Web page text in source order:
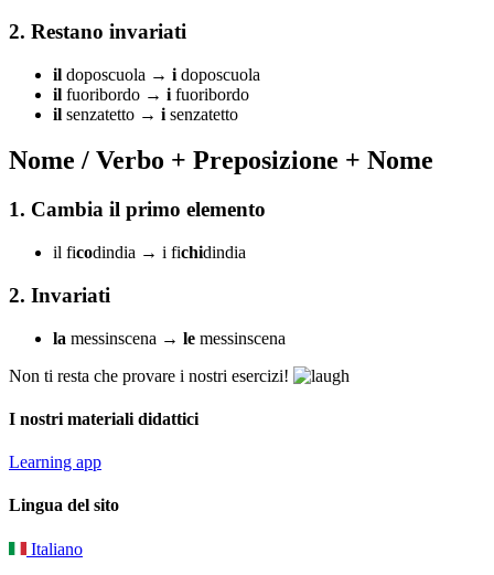
2. Restano invariati
il doposcuola → i doposcuola
il fuoribordo → i fuoribordo
il senzatetto → i senzatetto
Nome / Verbo + Preposizione + Nome
1. Cambia il primo elemento
il ficodindia → i fichidindia
2. Invariati
la messinscena → le messinscena
Non ti resta che provare i nostri esercizi!
I nostri materiali didattici
Learning app
Lingua del sito
Italiano